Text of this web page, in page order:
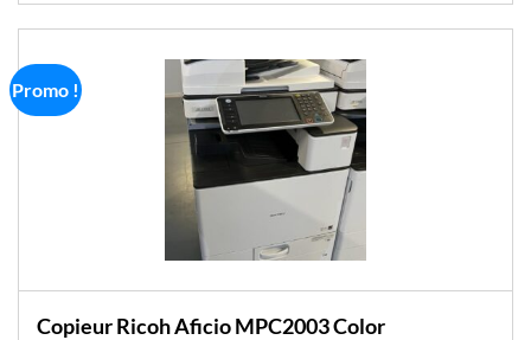
Promo !
Copieur Ricoh Aficio MPC2003 Color